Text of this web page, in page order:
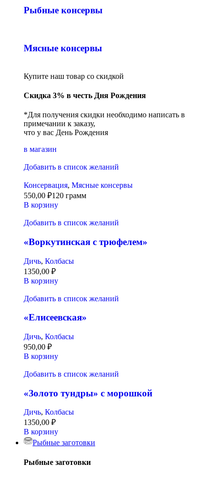
Рыбные консервы
Мясные консервы
Купите наш товар со скидкой
Скидка 3% в честь Дня Рождения
*Для получения скидки необходимо написать в
примечании к заказу,
что у вас День Рождения
в магазин
Добавить в список желаний
Консервация, Мясные консервы
550,00 ₽120 грамм
В корзину
Добавить в список желаний
«Воркутинская с трюфелем»
Дичь, Колбасы
1350,00 ₽
В корзину
Добавить в список желаний
«Елисеевская»
Дичь, Колбасы
950,00 ₽
В корзину
Добавить в список желаний
«Золото тундры» с морошкой
Дичь, Колбасы
1350,00 ₽
В корзину
Рыбные заготовки
Рыбные заготовки